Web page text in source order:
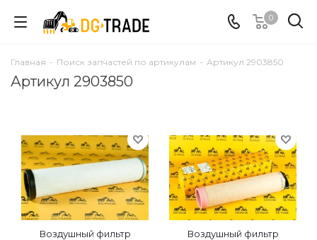
0
Главная - Поиск запчастей по артикулам - Артикул 2903850
Артикул 2903850
Воздушный фильтр
Воздушный фильтр